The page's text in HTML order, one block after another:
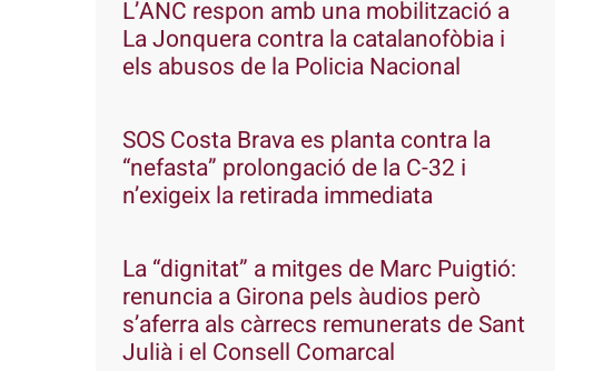
L’ANC respon amb una mobilització a
La Jonquera contra la catalanofòbia i
els abusos de la Policia Nacional
SOS Costa Brava es planta contra la
“nefasta” prolongació de la C-32 i
n’exigeix la retirada immediata
La “dignitat” a mitges de Marc Puigtió:
renuncia a Girona pels àudios però
s’aferra als càrrecs remunerats de Sant
Julià i el Consell Comarcal